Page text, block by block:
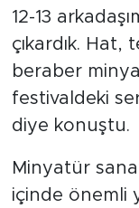
12-13
çıkardık.
beraber
festivaldeki
diye konuştu.
Minyatür
içinde önemli